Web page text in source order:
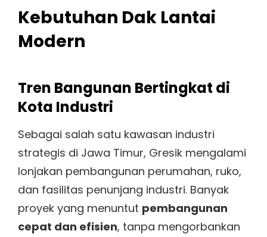
Kebutuhan Dak Lantai
Modern
Tren Bangunan Bertingkat di
Kota Industri
Sebagai salah satu kawasan industri
strategis di Jawa Timur, Gresik mengalami
lonjakan pembangunan perumahan, ruko,
dan fasilitas penunjang industri. Banyak
proyek yang menuntut pembangunan
cepat dan efisien, tanpa mengorbankan